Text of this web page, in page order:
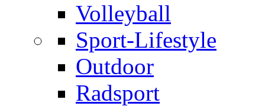
Volleyball
Sport-Lifestyle
Outdoor
Radsport